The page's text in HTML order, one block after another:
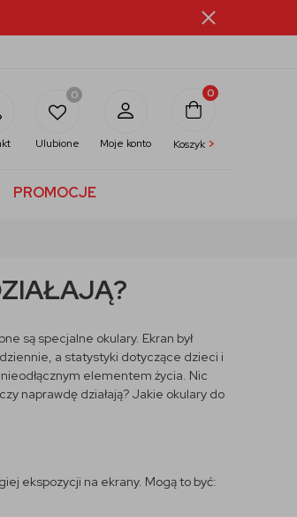
0
Ulubione Moje konto
0
Koszyk >
PROMOCJE
są specjalne okulary. Ekran był
a statystyki dotyczące dzieci i
elementem życia. Nic
naprawdę działają? Jakie okulary do
ekspozycji na ekrany. Mogą to być: